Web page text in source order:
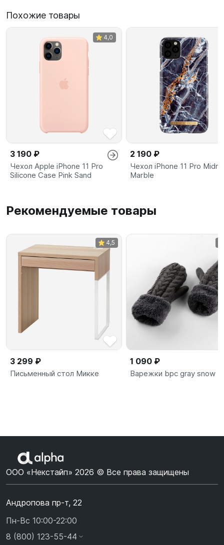
Похожие товары
4,0
3 190 ₽
Чехол Apple iPhone 11 Pro
Silicone Case Pink Sand
2 190 ₽
Чехол iPhone 11 Pro
Marble
Рекомендуемые товары
4,5
3 299 ₽
Письменный стол Микке
1 090 ₽
Варежки bpc gray snow
ООО «Некстайп» 2026 © Все права защищены
Андропова пр-т, 22
Пн-Вс 10:00-22:00
8 (800) 123-55-44